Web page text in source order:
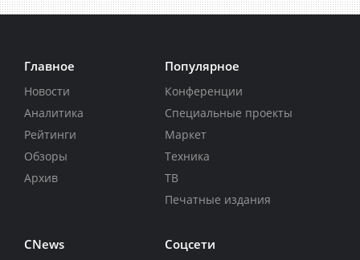
Главное
Новости
Аналитика
Рейтинги
Обзоры
Архив
Популярное
Конференции
Специальные проекты
Маркет
Техника
ТВ
Печатные издания
CNews Соцсети